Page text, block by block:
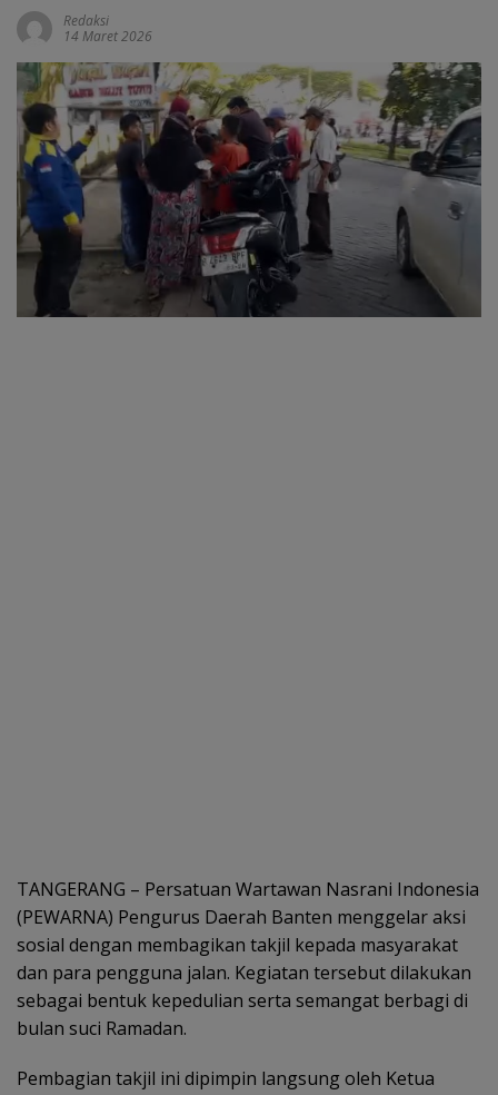
Redaksi
14 Maret 2026
TANGERANG – Persatuan Wartawan Nasrani Indonesia
(PEWARNA) Pengurus Daerah Banten menggelar aksi
sosial dengan membagikan takjil kepada masyarakat
dan para pengguna jalan. Kegiatan tersebut dilakukan
sebagai bentuk kepedulian serta semangat berbagi di
bulan suci Ramadan.
Pembagian takjil ini dipimpin langsung oleh Ketua